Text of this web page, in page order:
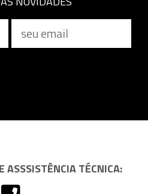
ASSSISTÊNCIA TÉCNICA: